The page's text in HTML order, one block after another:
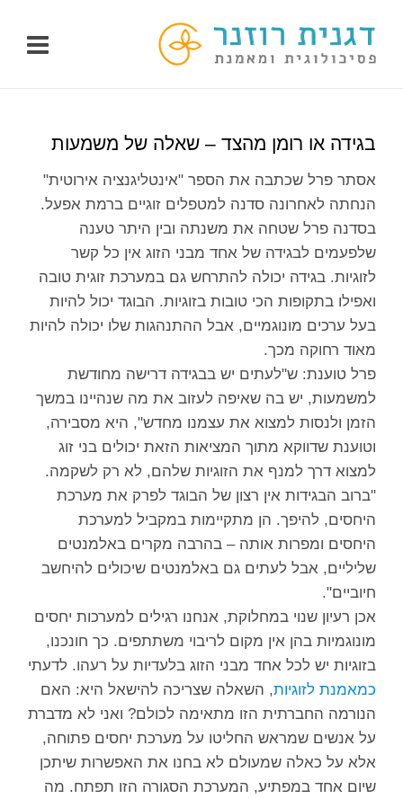
לתוכן
בגידה או רומן מהצד – שאלה של משמעות
אסתר פרל שכתבה את הספר "אינטליגנציה אירוטית"
הנחתה לאחרונה סדנה למטפלים זוגיים ברמת אפעל.
בסדנה פרל שטחה את משנתה ובין היתר טענה
שלפעמים לבגידה של אחד מבני הזוג אין כל קשר
לזוגיות. בגידה יכולה להתרחש גם במערכת זוגית טובה
ואפילו בתקופות הכי טובות בזוגיות. הבוגד יכול להיות
בעל ערכים מונוגמיים, אבל ההתנהגות שלו יכולה להיות
מאוד רחוקה מכך.
פרל טוענת: ש"לעתים יש בבגידה דרישה מחודשת
למשמעות, יש בה שאיפה לעזוב את מה שנהיינו במשך
הזמן ולנסות למצוא את עצמנו מחדש", היא מסבירה,
וטוענת שדווקא מתוך המציאות הזאת יכולים בני זוג
למצוא דרך למנף את הזוגיות שלהם, לא רק לשקמה.
"ברוב הבגידות אין רצון של הבוגד לפרק את מערכת
היחסים, להיפך. הן מתקיימות במקביל למערכת
היחסים ומפרות אותה – בהרבה מקרים באלמנטים
שליליים, אבל לעתים גם באלמנטים שיכולים להיחשב
חיוביים".
אכן רעיון שנוי במחלוקת, אנחנו רגילים למערכות יחסים
מונוגמיות בהן אין מקום לריבוי משתתפים. כך חונכנו,
בזוגיות יש לכל אחד מבני הזוג בלעדיות על רעהו. לדעתי
כמאמנת לזוגיות, השאלה שצריכה להישאל היא: האם
הנורמה החברתית הזו מתאימה לכולם? ואני לא מדברת
על אנשים שמראש החליטו על מערכת יחסים פתוחה,
אלא על כאלה שמעולם לא בחנו את האפשרות שיתכן
שיום אחד במפתיע, המערכת הסגורה הזו תפתח. מה